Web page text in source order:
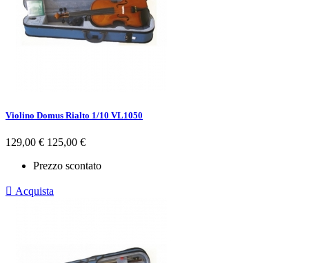
Violino Domus Rialto 1/10 VL1050
Prezzo
129,00 € Prezzo
125,00 €
Prezzo scontato
 Acquista